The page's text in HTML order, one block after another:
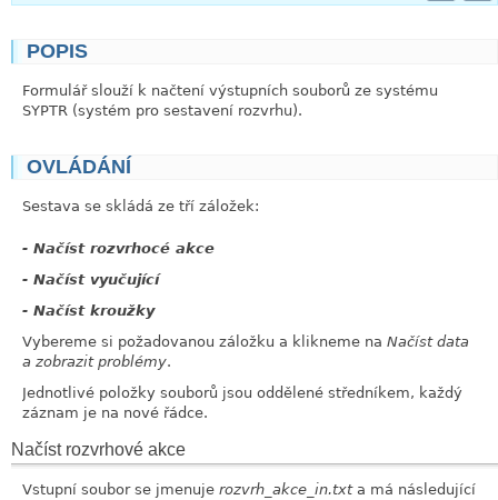
POPIS
Formulář slouží k načtení výstupních souborů ze systému
SYPTR (systém pro sestavení rozvrhu).
OVLÁDÁNÍ
Sestava se skládá ze tří záložek:
- Načíst rozvrhocé akce
- Načíst vyučující
- Načíst kroužky
Vybereme si požadovanou záložku a klikneme na Načíst data
a zobrazit problémy.
Jednotlivé položky souborů jsou oddělené středníkem, každý
záznam je na nové řádce.
Načíst rozvrhové akce
Vstupní soubor se jmenuje rozvrh_akce_in.txta má následující